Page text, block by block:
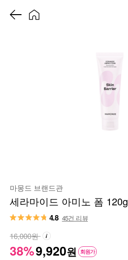
마몽드 브랜드관
세라마이드 아미노 폼 120g
4.8 45건 리뷰
38%9,920원 회원가
16,000원